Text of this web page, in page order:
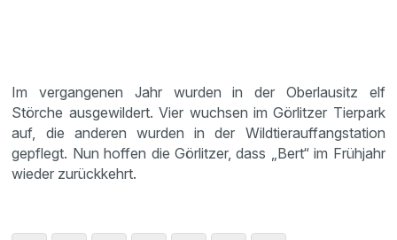
Im vergangenen Jahr wurden in der Oberlausitz elf
Störche ausgewildert. Vier wuchsen im Görlitzer Tierpark
auf, die anderen wurden in der Wildtierauffangstation
gepflegt. Nun hoffen die Görlitzer, dass „Bert“ im Frühjahr
wieder zurückkehrt.